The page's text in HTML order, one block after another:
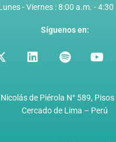
- Viernes : 8:00 a.m. - 4:30
Síguenos en:
X
-
i
L
i
e
d
S
p
i
f
Y
o
u
b
de Piérola N° 589,
Cercado de Lima – Perú